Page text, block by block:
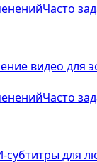
Часто
видео для
Часто
для